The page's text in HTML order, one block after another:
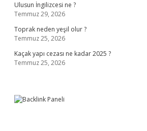
Ulusun İngilizcesi ne ?
Temmuz 29, 2026
Toprak neden yeşil olur ?
Temmuz 25, 2026
Kaçak yapı cezası ne kadar 2025 ?
Temmuz 25, 2026